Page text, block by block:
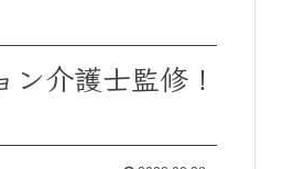
介護士監修！